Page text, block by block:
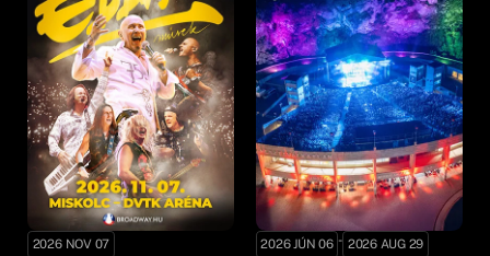
2026 NOV 07 2026 JÚN 06 - 2026 AUG 29